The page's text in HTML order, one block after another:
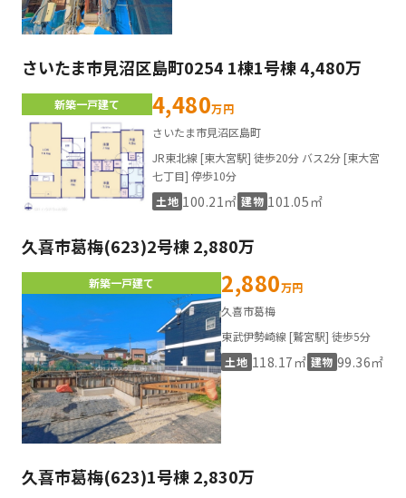
さいたま市見沼区島町0254 1棟1号棟 4,480万
新築一戸建て 4,480万円
さいたま市見沼区島町
JR東北線 [東大宮駅] 徒歩20分 バス2分 [東大宮
七丁目] 停歩10分
土地 100.21㎡ 建物 101.05㎡
久喜市葛梅(623)2号棟 2,880万
新築一戸建て 2,880万円
久喜市葛梅
東武伊勢崎線 [鷲宮駅] 徒歩5分
土地 118.17㎡ 建物 99.36㎡
久喜市葛梅(623)1号棟 2,830万